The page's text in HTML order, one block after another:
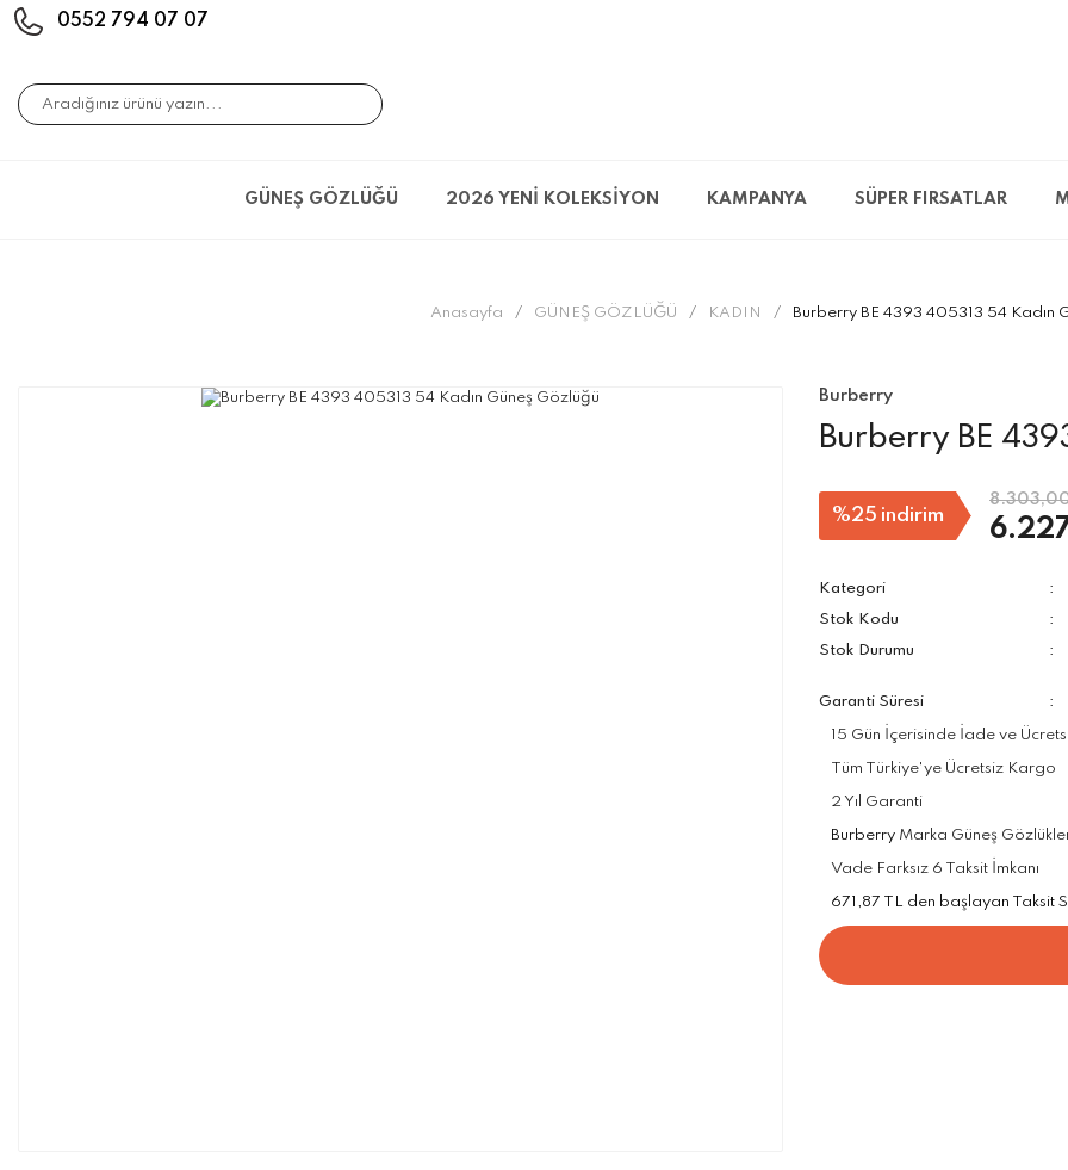
0552 794 07 07
GÜNEŞ GÖZLÜĞÜ 2026 YENİ KOLEKSİYON KAMPANYA SÜPER FIRSATLAR
Anasayfa GÜNEŞ GÖZLÜĞÜ KADIN Burberry BE 4393 405313 54 Kadın
Burberry
Burberry BE
%25 indirim
Kategori
Stok Kodu
Stok Durumu
Garanti Süresi
15 Gün İçerisinde İade ve
Tüm Türkiye'ye Ücretsiz Kargo
2 Yıl Garanti
Burberry Marka Güneş
Vade Farksız 6 Taksit İmkanı
671,87 TL den başlayan Taksit